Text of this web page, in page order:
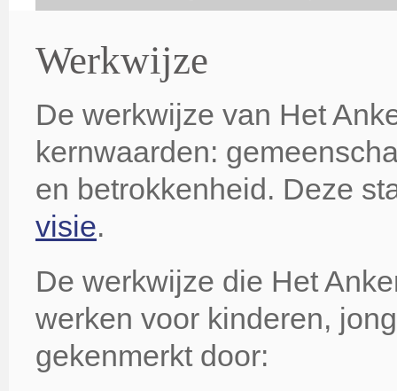
Werkwijze
De werkwijze van Het
kernwaarden:
en betrokkenheid. Deze
visie.
De werkwijze die Het
werken voor kinderen,
gekenmerkt door: